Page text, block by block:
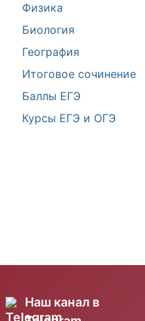
Физика
Биология
География
Итоговое сочинение
Баллы ЕГЭ
Курсы ЕГЭ и ОГЭ
Наш канал в